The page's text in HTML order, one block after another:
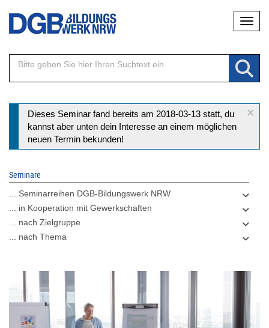
Direkt
Inhalt
×
Statusmeldung
Dieses Seminar fand bereits am 2018-03-13 statt, du
kannst aber unten dein Interesse an einem möglichen
neuen Termin bekunden!
Seminare
... Seminarreihen DGB-Bildungswerk NRW
... in Kooperation mit Gewerkschaften
... nach Zielgruppe
... nach Thema